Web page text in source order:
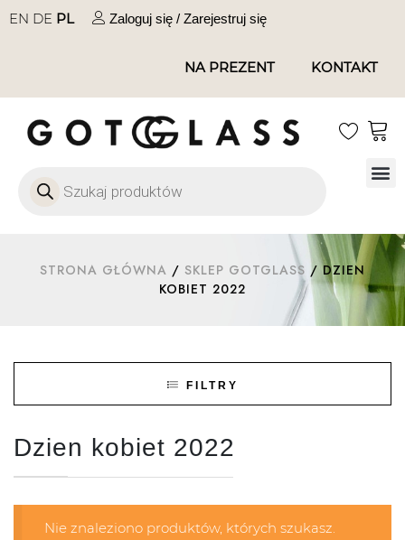
EN DE PL Zaloguj się / Zarejestruj się
NA PREZENT KONTAKT
STRONA GŁÓWNA / SKLEP GOTGLASS / DZIEN
KOBIET 2022
Dzien kobiet 2022
Nie znaleziono produktów, których szukasz.
FILTRY